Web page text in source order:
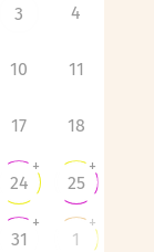
3 4
10 11
17 18
24
+
25
+
31
+
1
+